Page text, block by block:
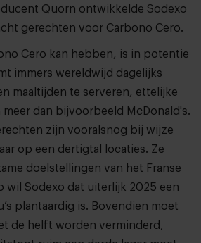
Quorn ontwikkelde Sodexo
gerechten voor Carbono Cero.
Cero kan hebben, is in potentie
immers wereldwijd dagelijks
maaltijden te serveren, ettelijke
dan bijvoorbeeld McDonald's.
zijn vooralsnog bij wijze
op een dertigtal locaties. Ze
doelstellingen van het Franse
wil Sodexo dat uiterlijk 2025 een
plantaardig is. Bovendien moet
de helft worden verminderd,